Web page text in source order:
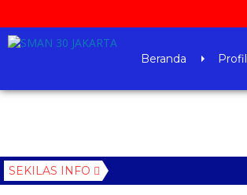
Beranda Profil
SEKILAS INFO